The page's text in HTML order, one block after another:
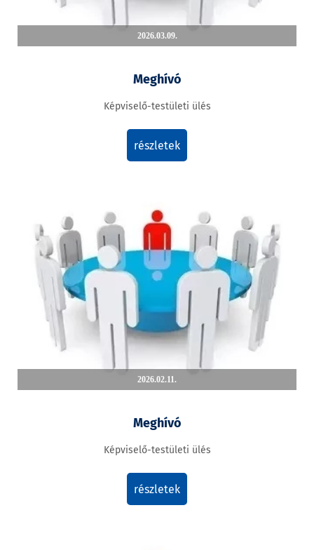
2026.03.09.
Meghívó
Képviselő-testületi ülés
részletek
2026.02.11.
Meghívó
Képviselő-testületi ülés
részletek